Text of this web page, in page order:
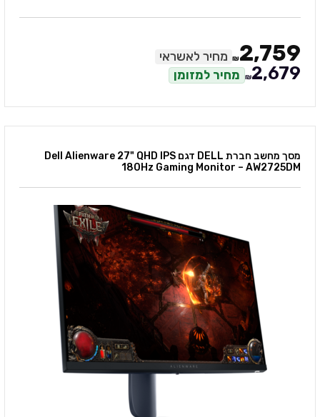
₪2,759 מחיר לאשראי
₪2,679 מחיר למזומן
מסך מחשב חברת DELL דגם Dell Alienware 27" QHD IPS
180Hz Gaming Monitor – AW2725DM